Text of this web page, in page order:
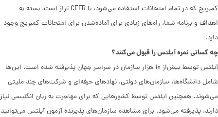
کمبریج که در تمام امتحانات استفاده می‌شود، با CEFR تراز است. بسته به
اهداف و برنامه شما، راه‌های زیادی برای آماده‌شدن برای امتحانات کمبریج وجود
دارد.
چه کسانی نمره آیلتس را قبول می‌کنند؟
آیلتس توسط بیش‌از ۱۰ هزار سازمان در سراسر جهان پذیرفته شده است. این‌ها
شامل دانشگاه‌ها، سازمان‌های دولتی، نهادهای حرفه‌ای و شرکت‌های چند ملیتی
می‌شوند. همچنین آیلتس توسط کشورهایی که برای مهاجرت به زبان انگلیسی نیاز
دارند، پذیرفته می‌شود. برای مشاهده سازمان‌های پذیرنده آزمون آیلتس می‌توانید